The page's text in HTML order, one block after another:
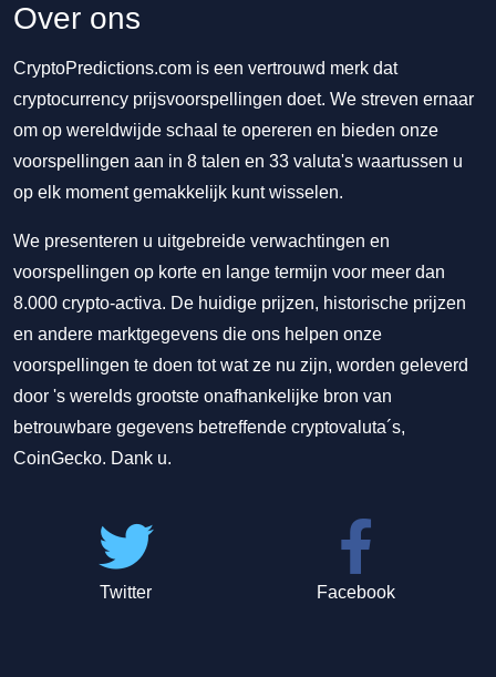
Over ons
CryptoPredictions.com is een vertrouwd merk dat
cryptocurrency prijsvoorspellingen doet. We streven ernaar
om op wereldwijde schaal te opereren en bieden onze
voorspellingen aan in 8 talen en 33 valuta's waartussen u
op elk moment gemakkelijk kunt wisselen.
We presenteren u uitgebreide verwachtingen en
voorspellingen op korte en lange termijn voor meer dan
8.000 crypto-activa. De huidige prijzen, historische prijzen
en andere marktgegevens die ons helpen onze
voorspellingen te doen tot wat ze nu zijn, worden geleverd
door 's werelds grootste onafhankelijke bron van
betrouwbare gegevens betreffende cryptovaluta´s,
CoinGecko. Dank u.
Twitter Facebook